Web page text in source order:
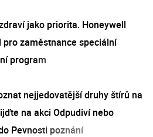
jako priorita. Honeywell
pro zaměstnance speciální
program
nejjedovatější druhy štírů na
na akci Odpudiví nebo
Pevnosti poznání